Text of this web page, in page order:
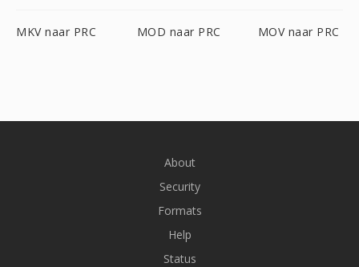
MKV naar PRC MOD naar PRC MOV naar PRC
About
Security
Formats
Help
Status